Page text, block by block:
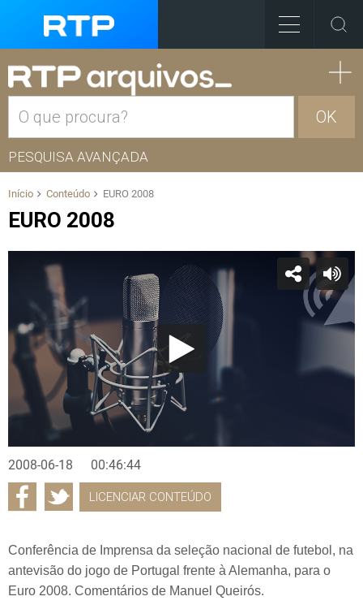
OK
PESQUISA AVANÇADA
Início Conteúdo EURO 2008
EURO 2008
2008-06-18 00:46:44
LICENCIAR CONTEÚDO
Conferência de Imprensa da seleção nacional de futebol, na
antevisão do jogo de Portugal frente à Alemanha, para o
Euro 2008. Comentários de Manuel Queirós.